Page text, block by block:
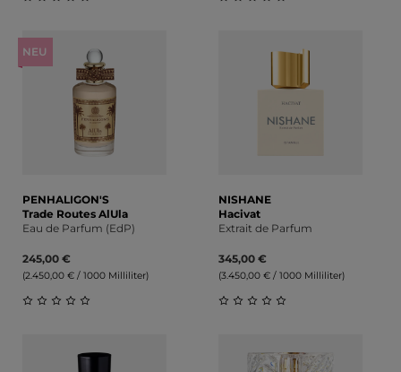
NEU
PENHALIGON'S
Trade Routes AlUla
Eau de Parfum (EdP)
245,00 €
(2.450,00 € / 1000 Milliliter)
NISHANE
Hacivat
Extrait de Parfum
345,00 €
(3.450,00 € / 1000 Milliliter)